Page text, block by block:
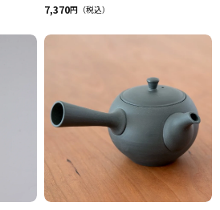
7,370円（税込）